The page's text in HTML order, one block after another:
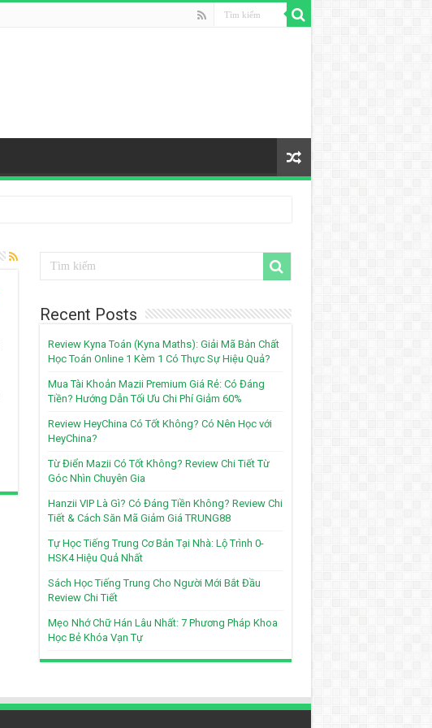
Recent Posts
Review Kyna Toán (Kyna Maths): Giải Mã Bản Chất
Học Toán Online 1 Kèm 1 Có Thực Sự Hiệu Quả?
Mua Tài Khoản Mazii Premium Giá Rẻ: Có Đáng
Tiền? Hướng Dẫn Tối Ưu Chi Phí Giảm 60%
Review HeyChina Có Tốt Không? Có Nên Học với
HeyChina?
Từ Điển Mazii Có Tốt Không? Review Chi Tiết Từ
Góc Nhìn Chuyên Gia
Hanzii VIP Là Gì? Có Đáng Tiền Không? Review Chi
Tiết & Cách Săn Mã Giảm Giá TRUNG88
Tự Học Tiếng Trung Cơ Bản Tại Nhà: Lộ Trình 0-
HSK4 Hiệu Quả Nhất
Sách Học Tiếng Trung Cho Người Mới Bắt Đầu
Review Chi Tiết
Mẹo Nhớ Chữ Hán Lâu Nhất: 7 Phương Pháp Khoa
Học Bẻ Khóa Vạn Tự